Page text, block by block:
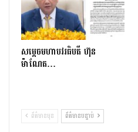
សម្តេចមហាបវរធិបតី ហ៊ុន
ម៉ាណែត…
ព័ត៌មានមុន ព័ត៌មានបន្ទាប់